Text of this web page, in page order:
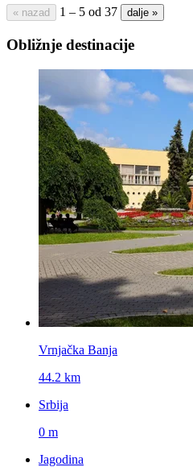
« nazad 1 – 5 od 37 dalje »
Obližnje destinacije
Vrnjačka Banja
44.2 km
Srbija
0 m
Jagodina